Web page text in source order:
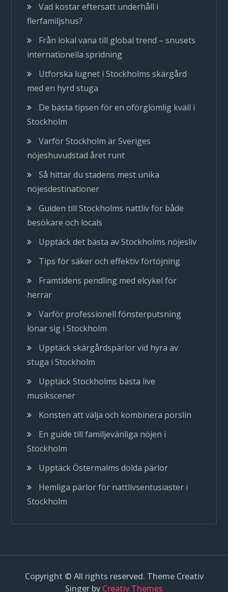
Vad kostar eftersatt underhåll i
flerfamiljshus?
Från lokal vana till global trend – snusets
internationella spridning
Utforska lugnet i Stockholms skärgård
med en hyrd stuga
De bästa tipsen för en oförglömlig kväll i
Stockholm
Varför Stockholm är Sveriges
nöjeshuvudstad året runt
Så hittar du stadens mest unika
nöjesdestinationer
Guiden till Stockholms nattliv för både
besökare och locals
Upptäck det bästa av Stockholms nöjesliv
Tips för säker och effektiv förtöjning
Framtidens pendling med elcykel för
herrar
Varför professionell fönsterputsning
lönar sig i Stockholm
Upptäck skärgårdspärlor vid hyra av
stuga i Stockholm
Upptäck Stockholms bästa live
musikscener
Konsten att välja och kombinera porslin
En guide till familjevänliga nöjen i
Stockholm
Upptäck Östermalms dolda pärlor
Hemliga pärlor för nattlivsentusiaster i
Stockholm
Copyright © All rights reserved. Theme Creativ
Singer by Creativ Themes